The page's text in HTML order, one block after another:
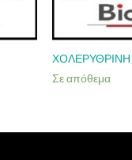
ΧΟΛΕΡΥΘΡΙΝΗ
Σε απόθεμα